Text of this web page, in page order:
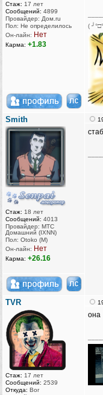
Стаж: 17 лет
Сообщений: 4899
Провайдер: Дом.ru
Пол: Не определилось
Он-лайн: Нет
Карма: +1.83
(
Smith
Стаж: 18 лет
Сообщений: 4013
Провайдер: МТС
Домашний (IXNN)
Пол: Otoko (M)
Он-лайн: Нет
Карма: +26.16
TVR
Стаж: 17 лет
Сообщений: 2539
Откуда: Bor
она